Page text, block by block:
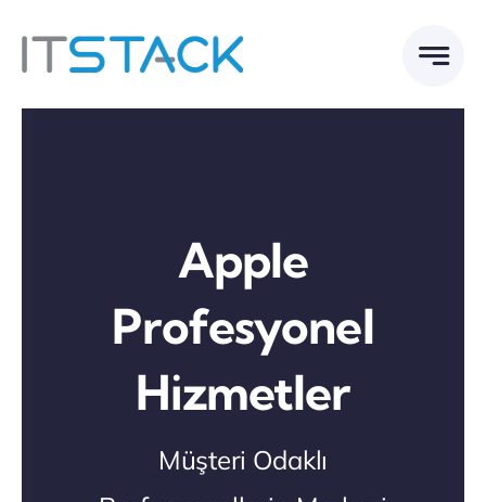
content
Apple
Profesyonel
Hizmetler
Müşteri Odaklı